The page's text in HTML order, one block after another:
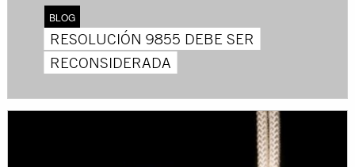
BLOG
RESOLUCIÓN 9855 DEBE SER
RECONSIDERADA